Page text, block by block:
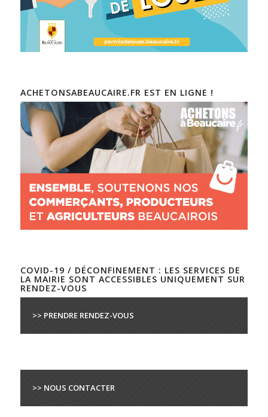
ACHETONSABEAUCAIRE.FR EST EN LIGNE !
COVID-19 / DÉCONFINEMENT : LES SERVICES DE
LA MAIRIE SONT ACCESSIBLES UNIQUEMENT SUR
RENDEZ-VOUS
>> PRENDRE RENDEZ-VOUS
>> NOUS CONTACTER